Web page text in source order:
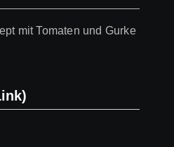
mit Tomaten und Gurke